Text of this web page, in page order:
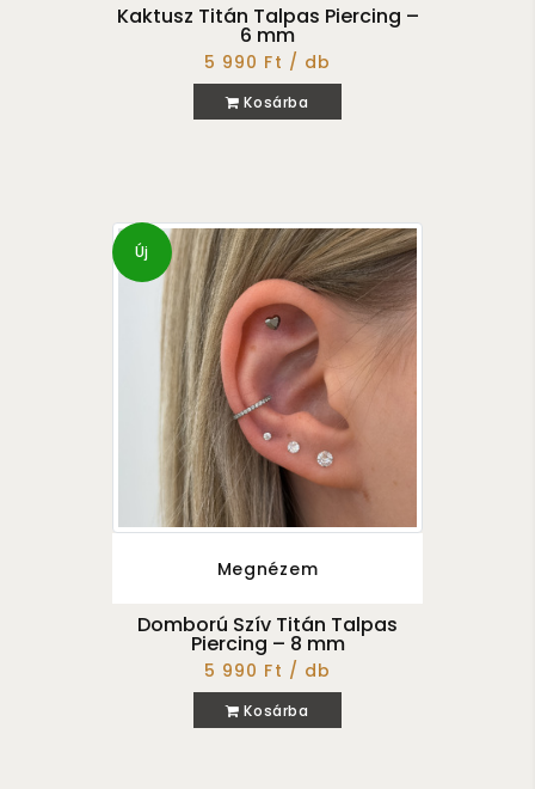
Kaktusz Titán Talpas Piercing –
6 mm
5 990 Ft / db
Kosárba
Új
Megnézem
Domború Szív Titán Talpas
Piercing – 8 mm
5 990 Ft / db
Kosárba